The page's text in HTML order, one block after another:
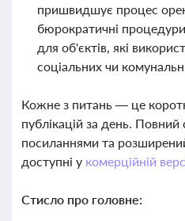
пришвидшує процес
бюрократичні
для об'єктів, які
соціальних чи
Кожне з питань — це
публікацій за день.
посиланнями та
доступні у комерційній
Стисло про головне: